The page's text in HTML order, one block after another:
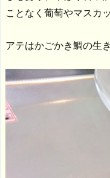
ことなく葡萄やマスカ
アテはかごかき鯛の生